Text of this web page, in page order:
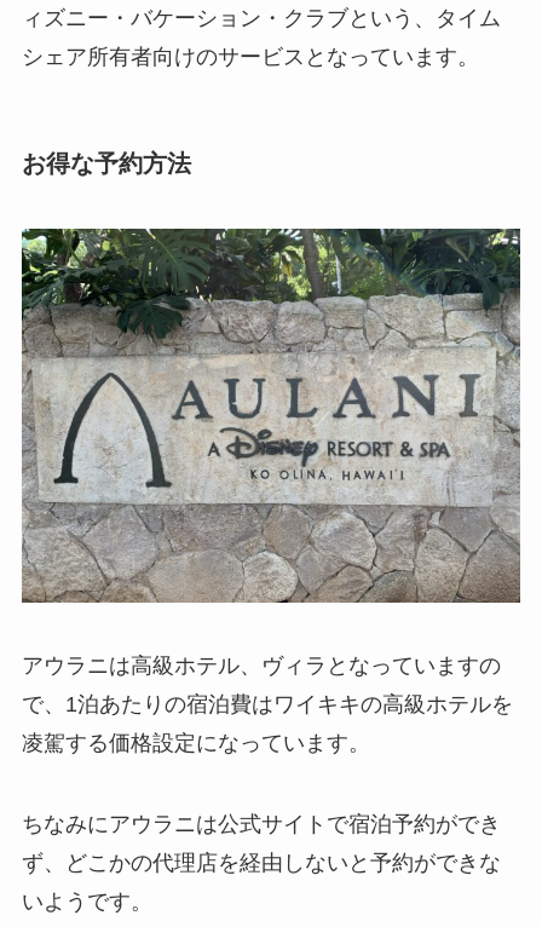
ィズニー・バケーション・クラブという、タイム
シェア所有者向けのサービスとなっています。
お得な予約方法
アウラニは高級ホテル、ヴィラとなっていますの
で、1泊あたりの宿泊費はワイキキの高級ホテルを
凌駕する価格設定になっています。
ちなみにアウラニは公式サイトで宿泊予約ができ
ず、どこかの代理店を経由しないと予約ができな
いようです。